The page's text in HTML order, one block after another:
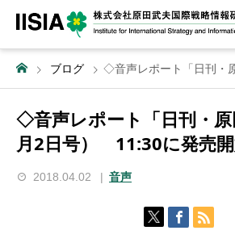
ブログ ◇音声レポート「日刊・原田武夫」（4
◇音声レポート「日刊・
月2日号） 11:30に発売開
2018.04.02 音声